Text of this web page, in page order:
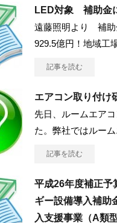
LED対象 補助金
遠藤照明より 補助
929.5億円！地域工
記事を読む
エアコン取り付け
先日、ルームエア
た。弊社ではルー
記事を読む
平成26年度補正予
ギー設備導入補助
入支援事業（A類型